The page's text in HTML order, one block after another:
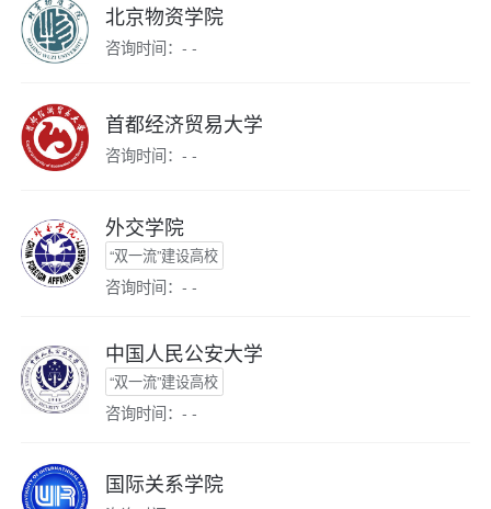
北京物资学院
咨询时间：- -
首都经济贸易大学
咨询时间：- -
外交学院
“双一流”建设高校
咨询时间：- -
中国人民公安大学
“双一流”建设高校
咨询时间：- -
国际关系学院